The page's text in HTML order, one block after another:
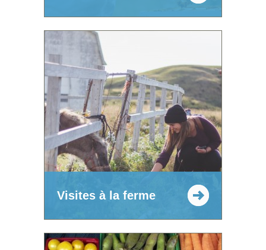
Visites à la ferme